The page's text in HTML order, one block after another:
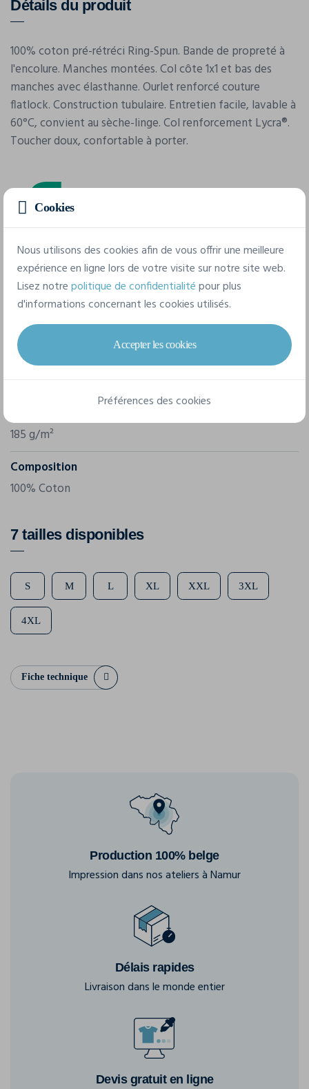
Détails du produit
100% coton pré-rétréci Ring-Spun. Bande de propreté à
l'encolure. Manches montées. Col côte 1x1 et bas des
manches avec élasthanne. Ourlet renforcé couture
flatlock. Construction tubulaire. Entretien facile, lavable à
60°C, convient au sèche-linge. Col renforcement Lycra®.
Toucher doux, confortable à porter.
Caractéristiques
B&C
Référence
TUC01
185 g/m²
Composition
100% Coton
7 tailles disponibles
S M L XL XXL 3XL
4XL
Fiche technique
Production 100% belge
Impression dans nos ateliers à Namur
Délais rapides
Livraison dans le monde entier
Devis gratuit en ligne
Cookies
Nous utilisons des cookies afin de vous offrir une meilleure
expérience en ligne lors de votre visite sur notre site web.
Lisez notrepolitique de confidentialitépour plus
d'informations concernant les cookies utilisés.
Accepter les cookies
Préférences des cookies